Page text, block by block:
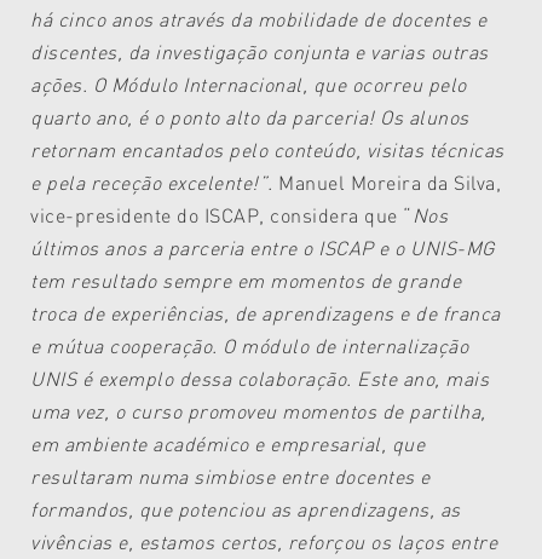
há cinco anos através da mobilidade de docentes e
discentes, da investigação conjunta e varias outras
ações. O Módulo Internacional, que ocorreu pelo
quarto ano, é o ponto alto da parceria! Os alunos
retornam encantados pelo conteúdo, visitas técnicas
e pela receção excelente!”. Manuel Moreira da Silva,
vice-presidente do ISCAP, considera que “Nos
últimos anos a parceria entre o ISCAP e o UNIS-MG
tem resultado sempre em momentos de grande
troca de experiências, de aprendizagens e de franca
e mútua cooperação. O módulo de internalização
UNIS é exemplo dessa colaboração. Este ano, mais
uma vez, o curso promoveu momentos de partilha,
em ambiente académico e empresarial, que
resultaram numa simbiose entre docentes e
formandos, que potenciou as aprendizagens, as
vivências e, estamos certos, reforçou os laços entre